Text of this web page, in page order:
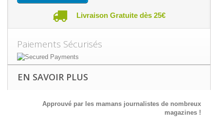
Livraison Gratuite dès 25€
Paiements Sécurisés
EN SAVOIR PLUS
Approuvé par les mamans journalistes de nombreux
magazines !